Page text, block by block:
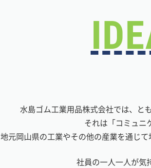
水島ゴム工業用品株式会社では、と
それは「コミュニ
地元岡山県の工業やその他の産業を通じ
社員の一人一人が気